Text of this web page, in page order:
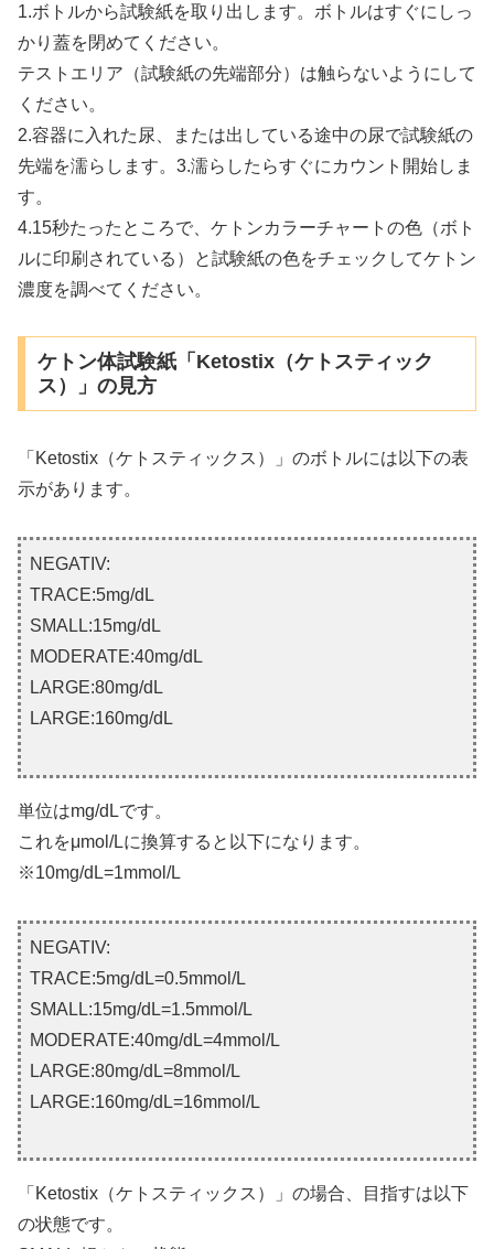
1.ボトルから試験紙を取り出します。ボトルはすぐにしっ
かり蓋を閉めてください。
テストエリア（試験紙の先端部分）は触らないようにして
ください。
2.容器に入れた尿、または出している途中の尿で試験紙の
先端を濡らします。3.濡らしたらすぐにカウント開始しま
す。
4.15秒たったところで、ケトンカラーチャートの色（ボト
ルに印刷されている）と試験紙の色をチェックしてケトン
濃度を調べてください。
ケトン体試験紙「Ketostix（ケトスティック
ス）」の見方
「Ketostix（ケトスティックス）」のボトルには以下の表
示があります。
NEGATIV:
TRACE:5mg/dL
SMALL:15mg/dL
MODERATE:40mg/dL
LARGE:80mg/dL
LARGE:160mg/dL
単位はmg/dLです。
これをμmol/Lに換算すると以下になります。
※10mg/dL=1mmol/L
NEGATIV:
TRACE:5mg/dL=0.5mmol/L
SMALL:15mg/dL=1.5mmol/L
MODERATE:40mg/dL=4mmol/L
LARGE:80mg/dL=8mmol/L
LARGE:160mg/dL=16mmol/L
「Ketostix（ケトスティックス）」の場合、目指すは以下
の状態です。